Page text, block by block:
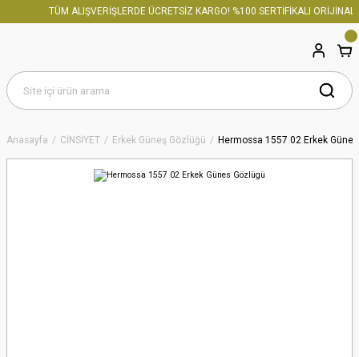
TÜM ALIŞVERİŞLERDE ÜCRETSİZ KARGO! %100 SERTİFİKALI ORİJİNAL
Anasayfa CİNSİYET Erkek Güneş Gözlüğü Hermossa 1557 02 Erkek